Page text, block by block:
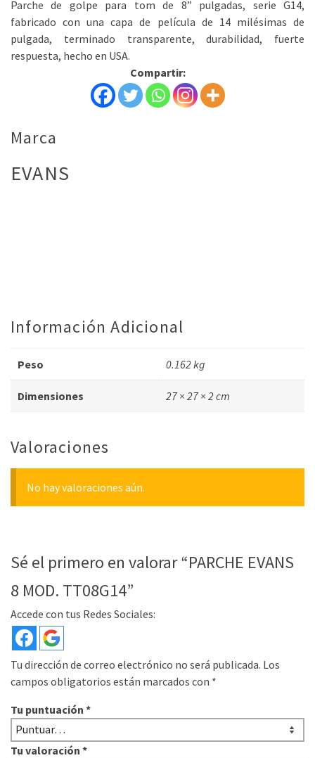
Parche de golpe para tom de 8” pulgadas, serie G14,
fabricado con una capa de película de 14 milésimas de
pulgada, terminado transparente, durabilidad, fuerte
respuesta, hecho en USA.
Compartir:
Marca
EVANS
Información Adicional
Peso 0.162 kg
Dimensiones 27 × 27 × 2 cm
Valoraciones
No hay valoraciones aún.
Sé el primero en valorar “PARCHE EVANS
8 MOD. TT08G14”
Accede con tus Redes Sociales:
Tu dirección de correo electrónico no será publicada. Los
campos obligatorios están marcados con *
Tu puntuación *
Tu valoración *